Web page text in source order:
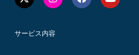
サービス内容